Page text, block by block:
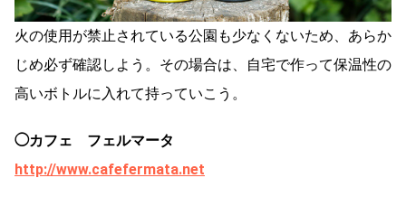
火の使用が禁止されている公園も少なくないため、あらか
じめ必ず確認しよう。その場合は、自宅で作って保温性の
高いボトルに入れて持っていこう。
◯カフェ フェルマータ
http://www.cafefermata.net